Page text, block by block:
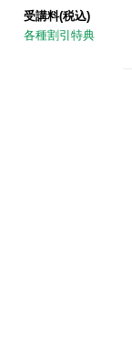
受講料(税込)
各種割引特典